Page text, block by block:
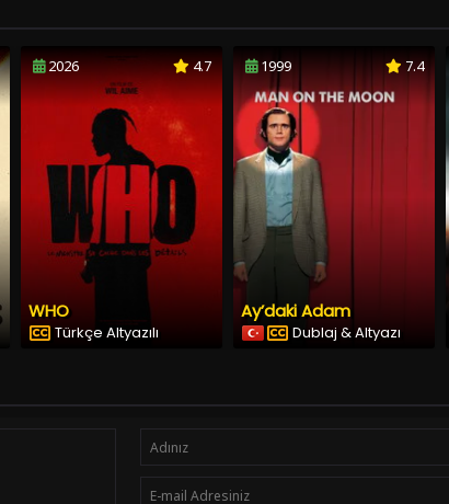
2026 4.7
WHO
Türkçe Altyazılı
1999 7.4
Ay’daki Adam
Dublaj & Altyazı